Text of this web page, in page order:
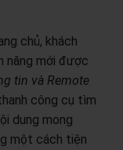
chủ, khách
năng mới được
tin và Remote
công cụ tìm
dung mong
một cách tiện